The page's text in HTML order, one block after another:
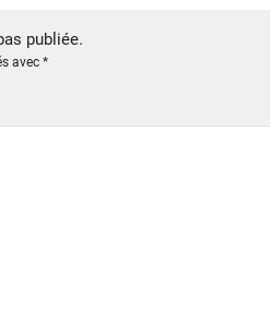
publiée.
avec *